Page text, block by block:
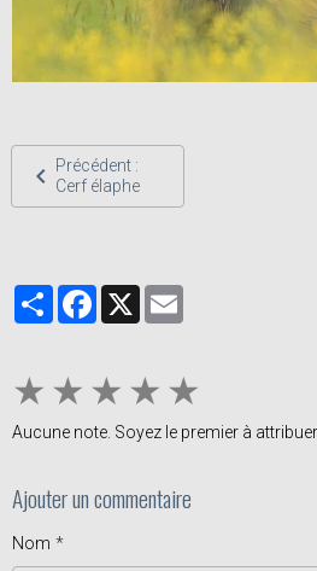
Précédent :
Cerf élaphe
PartagerFacebook
★ ★ ★ ★ ★
Aucune note. Soyez le premier à
Ajouter un commentaire
Nom